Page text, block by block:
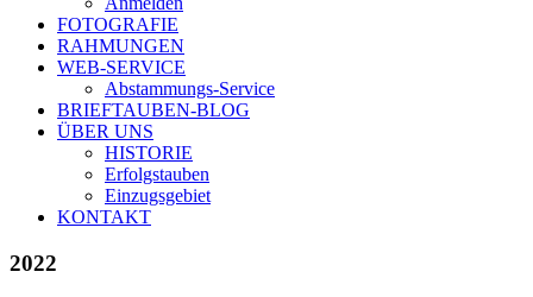
FOTOGRAFIE
RAHMUNGEN
WEB-SERVICE
Abstammungs-Service
BRIEFTAUBEN-BLOG
ÜBER UNS
HISTORIE
Erfolgstauben
Einzugsgebiet
KONTAKT
2022